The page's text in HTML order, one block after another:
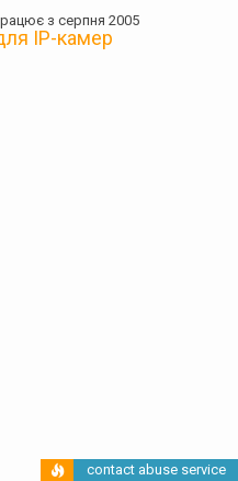
з серпня 2005
IP-камер
contact abuse service